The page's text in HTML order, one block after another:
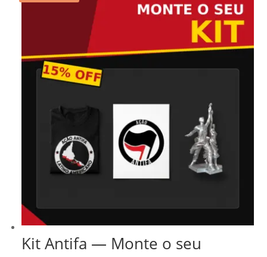
Kit Antifa — Monte o seu